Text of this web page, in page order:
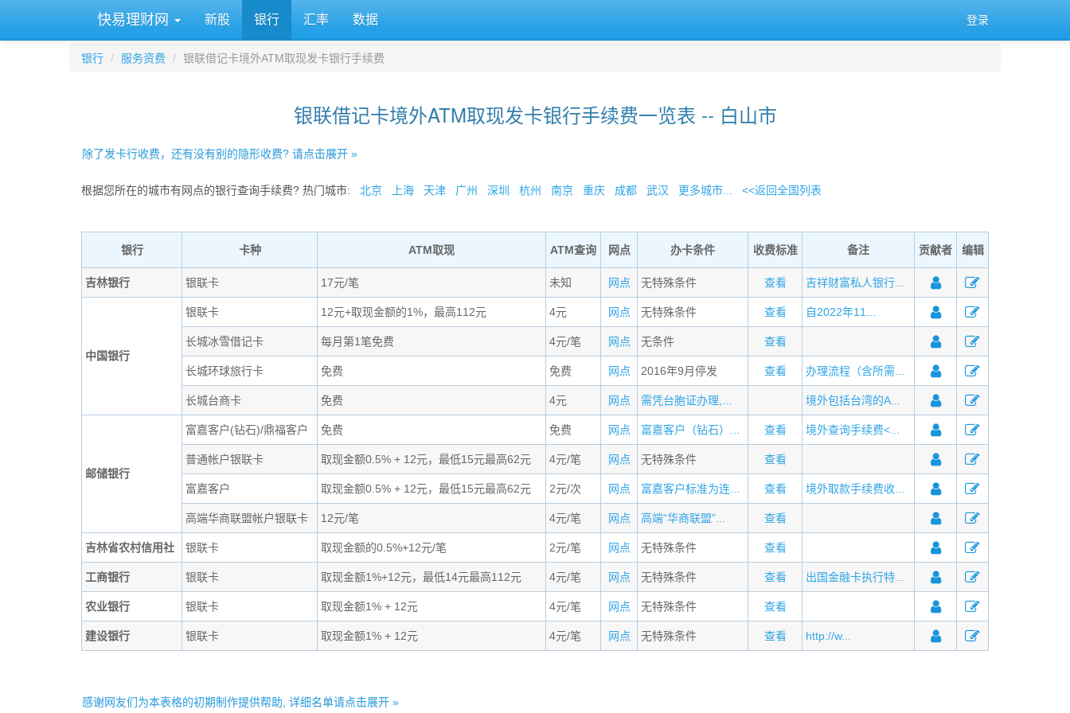
快易理财网 新股 银行 汇率 数据 登录
银行 服务资费 银联借记卡境外ATM取现发卡银行手续费
银联借记卡境外ATM取现发卡银行手续费一览表 -- 白山市
除了发卡行收费，还有没有别的隐形收费? 请点击展开 »
根据您所在的城市有网点的银行查询手续费? 热门城市: 北京 上海 天津 广州 深圳 杭州 南京 重庆 成都 武汉 更多城市... <<返回全国列表
银行 卡种 ATM取现 ATM查询 网点 办卡条件 收费标准 备注 贡献者 编辑
吉林银行 银联卡 17元/笔 未知 网点 无特殊条件 查看 吉祥财富私人银行...
中国银行
银联卡 12元+取现金额的1%，最高112元 4元 网点 无特殊条件 查看 自2022年11...
长城冰雪借记卡 每月第1笔免费 4元/笔 网点 无条件 查看
长城环球旅行卡 免费 免费 网点 2016年9月停发 查看 办理流程（含所需...
长城台商卡 免费 4元 网点 需凭台胞证办理,... 境外包括台湾的A...
邮储银行
富嘉客户(钻石)/鼎福客户 免费 免费 网点 富嘉客户（钻石）... 查看 境外查询手续费<...
普通帐户银联卡 取现金额0.5% + 12元，最低15元最高62元 4元/笔 网点 无特殊条件 查看
富嘉客户 取现金额0.5% + 12元，最低15元最高62元 2元/次 网点 富嘉客户标准为连... 查看 境外取款手续费收...
高端华商联盟帐户银联卡 12元/笔 4元/笔 网点 高端“华商联盟”... 查看
吉林省农村信用社 银联卡 取现金额的0.5%+12元/笔 2元/笔 网点 无特殊条件 查看
工商银行 银联卡 取现金额1%+12元，最低14元最高112元 4元/笔 网点 无特殊条件 查看 出国金融卡执行特...
农业银行 银联卡 取现金额1% + 12元 4元/笔 网点 无特殊条件 查看
建设银行 银联卡 取现金额1% + 12元 4元/笔 网点 无特殊条件 查看 http://w...
感谢网友们为本表格的初期制作提供帮助, 详细名单请点击展开 »